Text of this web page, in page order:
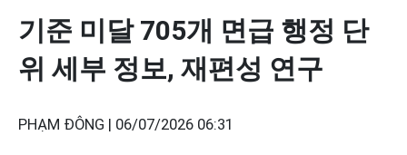
기준 미달 705개 면급 행정 단
위 세부 정보, 재편성 연구
PHẠM ĐÔNG | 06/07/2026 06:31